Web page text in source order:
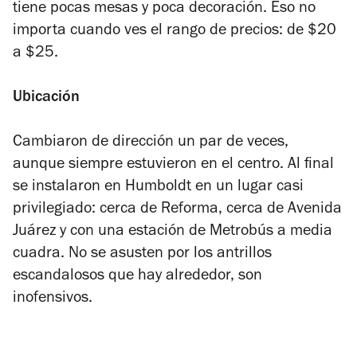
tiene pocas mesas y poca decoración. Eso no
importa cuando ves el rango de precios: de $20
a $25.
Ubicación
Cambiaron de dirección un par de veces,
aunque siempre estuvieron en el centro. Al final
se instalaron en Humboldt en un lugar casi
privilegiado: cerca de Reforma, cerca de Avenida
Juárez y con una estación de Metrobús a media
cuadra. No se asusten por los antrillos
escandalosos que hay alrededor, son
inofensivos.